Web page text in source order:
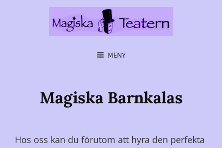
MENY
Magiska Barnkalas
Hos oss kan du förutom att hyra den perfekta